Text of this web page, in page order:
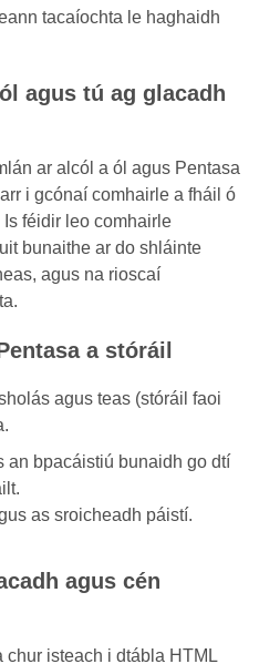
tacaíochta le haghaidh
agus tú ag glacadh
ar alcól a ól agus Pentasa
i gcónaí comhairle a fháil ó
féidir leo comhairle
bunaithe ar do shláinte
agus na rioscaí
a stóráil
agus teas (stóráil faoi
an bpacáistiú bunaidh go dtí
as sroicheadh páistí.
agus cén
chur isteach i dtábla HTML